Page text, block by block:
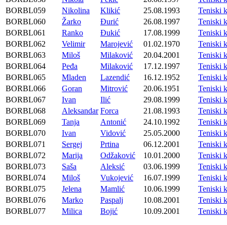
BORBL059
Nikolina Klikić 25.08.1993
Teniski
BORBL060
Žarko Đurić 26.08.1997
Teniski
BORBL061
Ranko Đukić 17.08.1999
Teniski
BORBL062
Velimir Marojević 01.02.1970
Teniski
BORBL063
Miloš Milaković 20.04.2001
Teniski
BORBL064
Peđa Milaković 17.12.1997
Teniski
BORBL065
Mladen Lazendić 16.12.1952
Teniski
BORBL066
Goran Mitrović 20.06.1951
Teniski
BORBL067
Ivan Ilić 29.08.1999
Teniski
BORBL068
Aleksandar Forca 21.08.1993
Teniski
BORBL069
Tanja Antonić 24.10.1992
Teniski
BORBL070
Ivan Vidović 25.05.2000
Teniski
BORBL071
Sergej Prtina 06.12.2001
Teniski
BORBL072
Marija Odžaković 10.01.2000
Teniski
BORBL073
Saša Aleksić 03.06.1999
Teniski
BORBL074
Miloš Vukojević 16.07.1999
Teniski
BORBL075
Jelena Mamlić 10.06.1999
Teniski
BORBL076
Marko Paspalj 10.08.2001
Teniski
BORBL077
Milica Bojić 10.09.2001 Teniski